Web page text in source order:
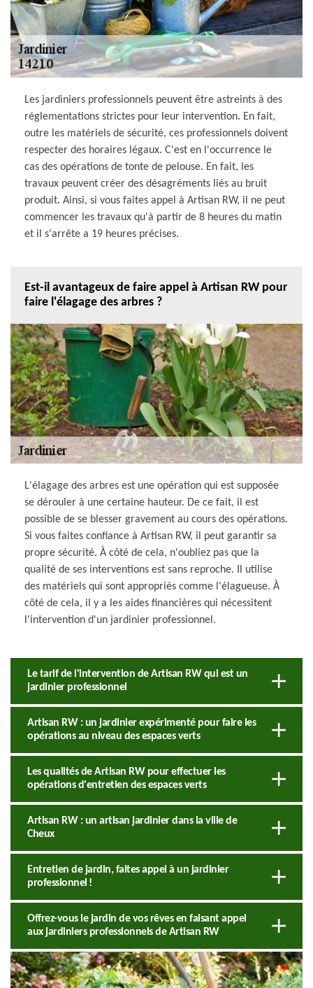
Les jardiniers professionnels peuvent être astreints à des
réglementations strictes pour leur intervention. En fait,
outre les matériels de sécurité, ces professionnels doivent
respecter des horaires légaux. C'est en l'occurrence le
cas des opérations de tonte de pelouse. En fait, les
travaux peuvent créer des désagréments liés au bruit
produit. Ainsi, si vous faites appel à Artisan RW, il ne peut
commencer les travaux qu'à partir de 8 heures du matin
et il s'arrête a 19 heures précises.
Est-il avantageux de faire appel à Artisan RW pour
faire l'élagage des arbres ?
L'élagage des arbres est une opération qui est supposée
se dérouler à une certaine hauteur. De ce fait, il est
possible de se blesser gravement au cours des opérations.
Si vous faites confiance à Artisan RW, il peut garantir sa
propre sécurité. À côté de cela, n'oubliez pas que la
qualité de ses interventions est sans reproche. Il utilise
des matériels qui sont appropriés comme l'élagueuse. À
côté de cela, il y a les aides financières qui nécessitent
l'intervention d'un jardinier professionnel.
Le tarif de l'intervention de Artisan RW qui est un
jardinier professionnel
Artisan RW : un jardinier expérimenté pour faire les
opérations au niveau des espaces verts
Les qualités de Artisan RW pour effectuer les
opérations d'entretien des espaces verts
Artisan RW : un artisan jardinier dans la ville de
Cheux
Entretien de jardin, faites appel à un jardinier
professionnel !
Offrez-vous le jardin de vos rêves en faisant appel
aux jardiniers professionnels de Artisan RW